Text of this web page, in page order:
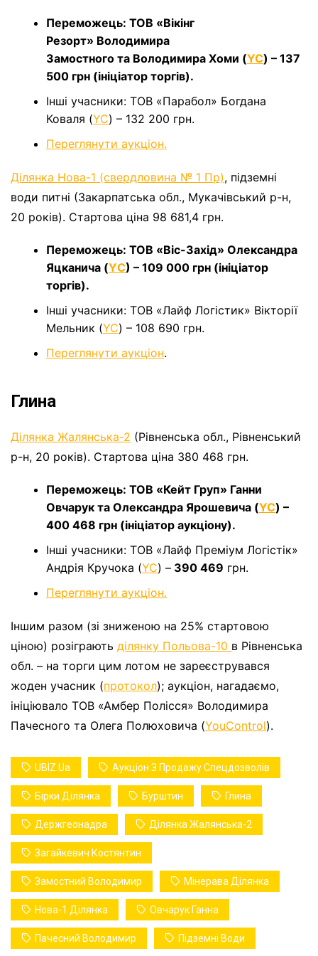
Переможець: ТОВ «Вікінг
Резорт» Володимира
Замостного та Володимира Хоми (YC) – 137
500 грн (ініціатор торгів).
Інші учасники: ТОВ «Парабол» Богдана
Коваля (YC) – 132 200 грн.
Переглянути аукціон.
Ділянка Нова-1 (свердловина № 1 Пр), підземні
води питні (Закарпатська обл., Мукачівський р-н,
20 років). Стартова ціна 98 681,4 грн.
Переможець: ТОВ «Віс-Захід» Олександра
Яцканича (YС) – 109 000 грн (ініціатор
торгів).
Інші учасники: ТОВ «Лайф Логістик» Вікторії
Мельник (YC) – 108 690 грн.
Переглянути аукціон.
Глина
Ділянка Жалянська-2 (Рівненська обл., Рівненський
р-н, 20 років). Стартова ціна 380 468 грн.
Переможець: ТОВ «Кейт Груп» Ганни
Овчарук та Олександра Ярошевича (YC) –
400 468 грн (ініціатор аукціону).
Інші учасники: ТОВ «Лайф Преміум Логістік»
Андрія Кручока (YC) – 390 469 грн.
Переглянути аукціон.
Іншим разом (зі зниженою на 25% стартовою
ціною) розіграють ділянку Польова-10 в Рівненська
обл. – на торги цим лотом не зареєструвався
жоден учасник (протокол); аукціон, нагадаємо,
ініціювало ТОВ «Амбер Полісся» Володимира
Пачесного та Олега Полюховича (YouControl).
UBIZ.ua Аукціон З Продажу Спецдозволів
Бірки Ділянка Бурштин Глина
Держгеонадра Ділянка Жалянська-2
Загайкевич Костянтин
Замостний Володимир Мінерава Ділянка
Нова-1 Ділянка Овчарук Ганна
Пачесний Володимир Підземні Води